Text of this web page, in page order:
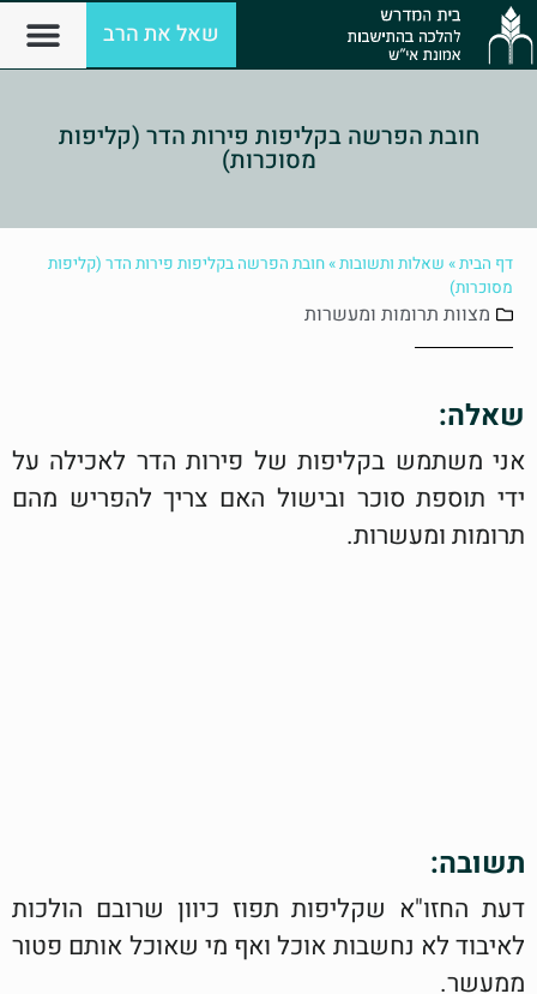
שאל את הרב
חובת הפרשה בקליפות פירות הדר (קליפות
מסוכרות)
דף הבית» שאלות ותשובות»חובת הפרשה בקליפות פירות הדר (קליפות
מסוכרות)
מצוות תרומות ומעשרות
שאלה:
אני משתמש בקליפות של פירות הדר לאכילה על
ידי תוספת סוכר ובישול האם צריך להפריש מהם
תרומות ומעשרות.
תשובה:
דעת החזו"א שקליפות תפוז כיוון שרובם הולכות
לאיבוד לא נחשבות אוכל ואף מי שאוכל אותם פטור
ממעשר.